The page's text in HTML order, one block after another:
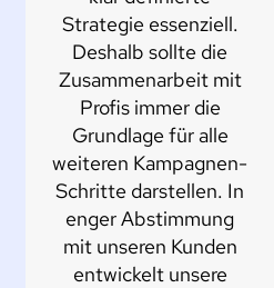
Strategie essenziell.
Deshalb sollte die
Zusammenarbeit mit
Profis immer die
Grundlage für alle
weiteren Kampagnen-
Schritte darstellen. In
enger Abstimmung
mit unseren Kunden
entwickelt unsere